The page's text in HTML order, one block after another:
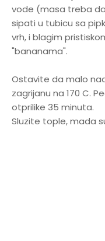
vode (masa treba
sipati u tubicu sa
vrh, i blagim
"bananama".
Ostavite da malo
zagrijanu na 170 C.
otprilike 35 minuta.
Sluzite tople, mada